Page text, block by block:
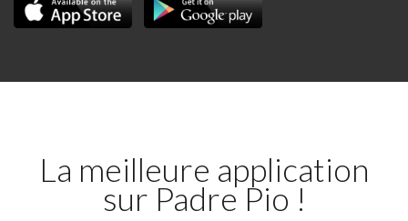
La meilleure application
sur Padre Pio !